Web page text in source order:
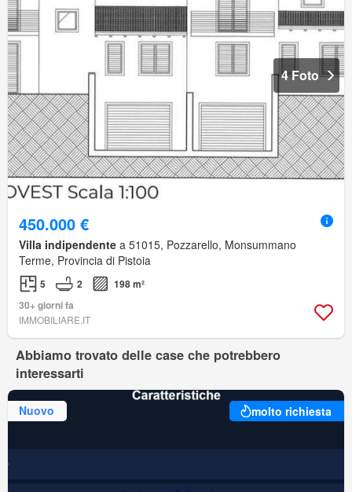
4 Foto
450.000 €
Villa indipendente a 51015, Pozzarello, Monsummano
Terme, Provincia di Pistoia
5 2
198 m²
30+ giorni fa
IMMOBILIARE.IT
Abbiamo trovato delle case che potrebbero
interessarti
Nuovo molto richiesta